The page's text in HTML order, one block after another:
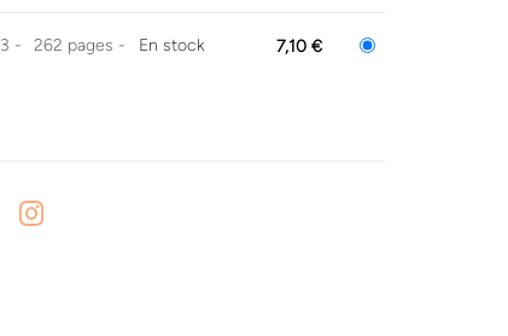
262 pages En stock 7,10 €